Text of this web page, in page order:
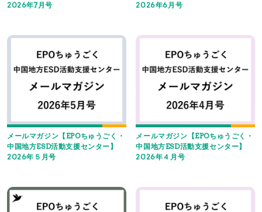
2026年7月号
2026年6月号
メールマガジン【EPOちゅうごく・
中国地方ESD活動支援センター】
2026年５月号
メールマガジン【EPOちゅうごく・
中国地方ESD活動支援センター】
2026年４月号